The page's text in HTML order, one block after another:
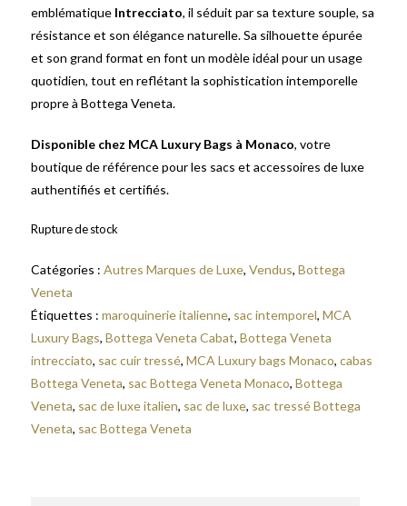
emblématique Intrecciato, il séduit par sa texture souple, sa
résistance et son élégance naturelle. Sa silhouette épurée
et son grand format en font un modèle idéal pour un usage
quotidien, tout en reflétant la sophistication intemporelle
propre à Bottega Veneta.
Disponible chez MCA Luxury Bags à Monaco, votre
boutique de référence pour les sacs et accessoires de luxe
authentifiés et certifiés.
Rupture de stock
Catégories : Autres Marques de Luxe, Vendus, Bottega
Veneta
Étiquettes : maroquinerie italienne, sac intemporel, MCA
Luxury Bags, Bottega Veneta Cabat, Bottega Veneta
intrecciato, sac cuir tressé, MCA Luxury bags Monaco, cabas
Bottega Veneta, sac Bottega Veneta Monaco, Bottega
Veneta, sac de luxe italien, sac de luxe, sac tressé Bottega
Veneta, sac Bottega Veneta